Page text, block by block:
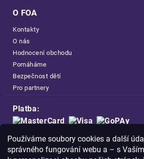
Používáme soubory cookies a další
správného fungování webu a – s
O FOA
Kontakty
O nás
Hodnocení obchodu
Pomáháme
Bezpečnost dětí
Pro partnery
Platba:
Doprava: